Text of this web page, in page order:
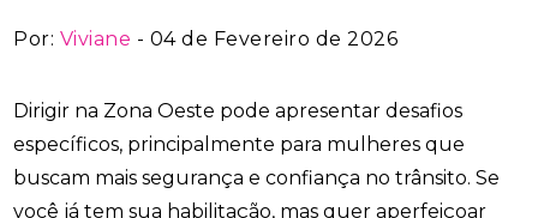
Por: Viviane - 04 de Fevereiro de 2026
Dirigir na Zona Oeste pode apresentar desafios
específicos, principalmente para mulheres que
buscam mais segurança e confiança no trânsito. Se
você já tem sua habilitação, mas quer aperfeiçoar